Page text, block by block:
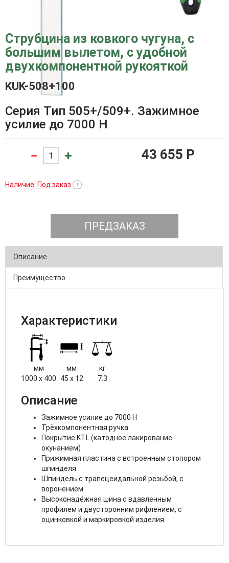
Струбцина из ковкого чугуна, с
большим вылетом, с удобной
двухкомпонентной рукояткой
KUK-508+100
Серия Тип 505+/509+. Зажимное
усилие до 7000 Н
43 655 P
Наличие: Под заказ !
ПРЕДЗАКАЗ
Описание
Преимущество
Характеристики
мм мм
кг
1000 x 400
45 x 12 7.3
Описание
Зажимное усилие до 7000 Н
Трёхкомпонентная ручка
Покрытие KTL (катодное лакирование
окунанием)
Прижимная пластина с встроенным стопором
шпинделя
Шпиндель с трапецеидальной резьбой, с
воронением
Высоконадёжная шина с вдавленным
профилем и двусторонним рифлением, с
оцинковкой и маркировкой изделия